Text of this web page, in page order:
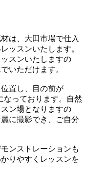
は、大田市場で仕入
ッスンいたします。
スンいたしますの
いただけます。
置し、目の前が
なっております。自然
ン場となりますの
に撮影でき、ご自分
ンストレーションも
りやすくレッスンを